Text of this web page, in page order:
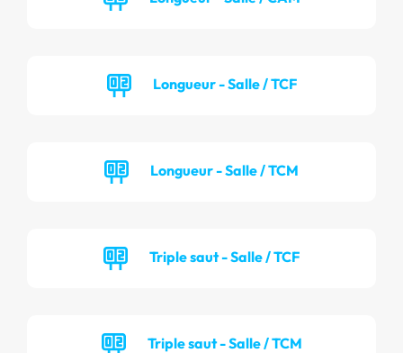
Longueur - Salle / TCF
Longueur - Salle / TCM
Triple saut - Salle / TCF
Triple saut - Salle / TCM